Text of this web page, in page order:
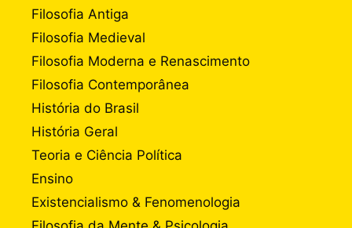
Filosofia Antiga
Filosofia Medieval
Filosofia Moderna e Renascimento
Filosofia Contemporânea
História do Brasil
História Geral
Teoria e Ciência Política
Ensino
Existencialismo & Fenomenologia